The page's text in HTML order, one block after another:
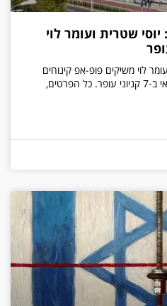
טירוף ה-Chips Cake: יוסי שטרית ועומר לוי
לוי משיקים פופ-אפ קינוחים
אינסטגרמי בהשראת טרנד דובאי ב-7 קניוני עופר. כל הפרטים,